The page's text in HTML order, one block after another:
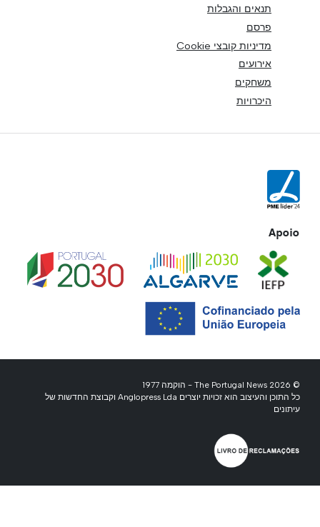
תנאים והגבלות
פרסם
מדיניות קובצי Cookie
אירועים
משחקים
היכרויות
Apoio
© 2026 The Portugal News - הוקמה 1977
כל התוכן והעיצוב הוא זכויות יוצרים Anglopress Lda וקבוצת החדשות של
עיתונים